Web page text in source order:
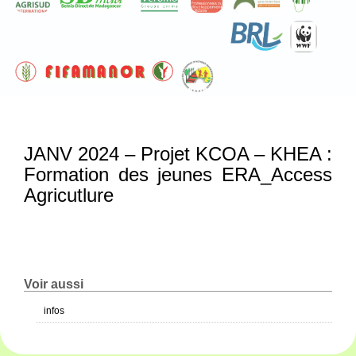
JANV 2024 – Projet KCOA – KHEA :
Formation des jeunes ERA_Access
Agricutlure
Voir aussi
infos